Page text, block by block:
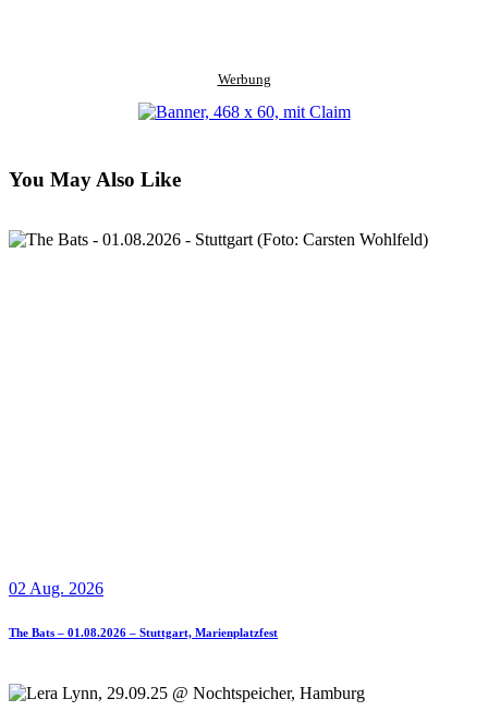
Werbung
You May Also Like
02 Aug. 2026
The Bats – 01.08.2026 – Stuttgart, Marienplatzfest